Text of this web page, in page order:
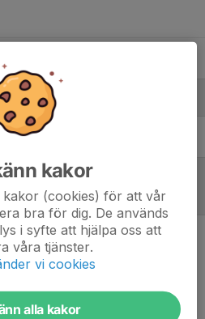
referat skrivet
kakor
kakor (cookies) för att vår
bra för dig. De används
i syfte att hjälpa oss att
våra tjänster.
vi cookies
alla kakor